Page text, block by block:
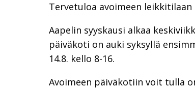
Tervetuloa avoimeen leikkitilaan
Aapelin syyskausi alkaa
päiväkoti on auki syksyllä
14.8. kello 8-16.
Avoimeen päiväkotiin voit tulla